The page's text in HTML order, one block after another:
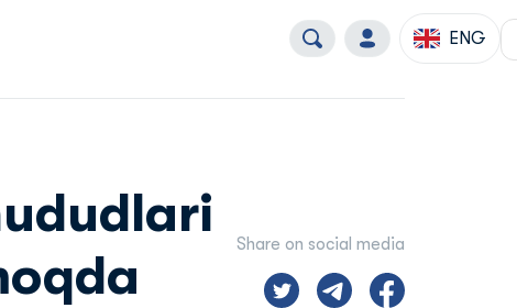
ENG
Share on social media